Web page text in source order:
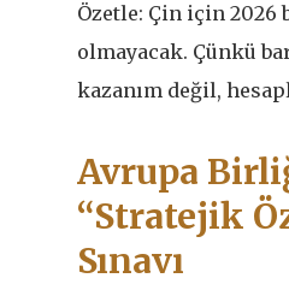
Özetle: Çin için 2026
olmayacak. Çünkü
kazanım değil,
Avrupa
“Stratejik
Sınavı